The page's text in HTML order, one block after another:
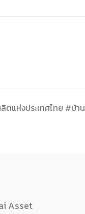
แห่งประเทศไทย #บ้า
Asset